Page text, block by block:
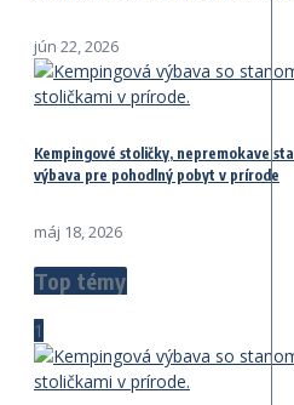
jún 22, 2026
Kempingové stoličky, nepremokave
výbava pre pohodlný pobyt v prírode
máj 18, 2026
Top témy
1